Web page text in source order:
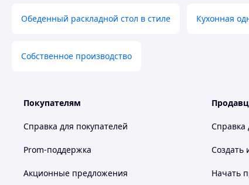
Професійна
Обеденный раскладной стол в стиле Кухонная
Собственное производство
Покупателям
Справка для покупателей
Prom-поддержка
Акционные предложения
Справка
Создать
Начать